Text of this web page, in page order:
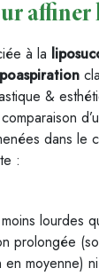
affiner
à la
&
dans le
:
lourdes
prolongée
en moyenne)